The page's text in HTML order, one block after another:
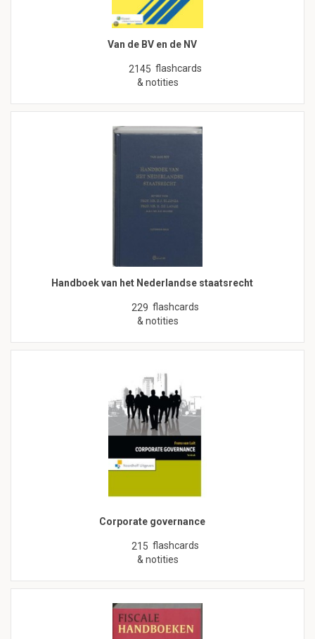
Van de BV en de NV
2145 flashcards
& notities
Handboek van het Nederlandse staatsrecht
229 flashcards
& notities
Corporate governance
215 flashcards
& notities